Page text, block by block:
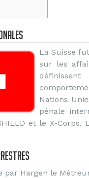
La Suisse
sur les
Nations
pénale
et le X-Corps.
par Hargen le